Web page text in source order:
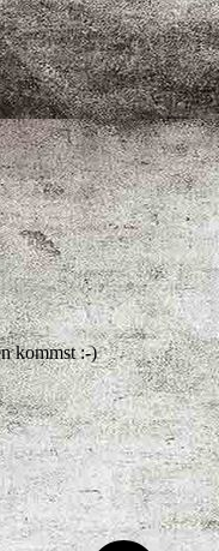
kommst :-)